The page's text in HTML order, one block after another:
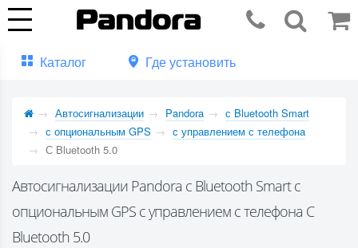
Каталог Где установить
Автосигнализации Pandora
с Bluetooth Smart
с опциональным GPS
с управлением с телефона
С Bluetooth 5.0
Автосигнализации Pandora с Bluetooth Smart с
опциональным GPS с управлением с телефона С
Bluetooth 5.0